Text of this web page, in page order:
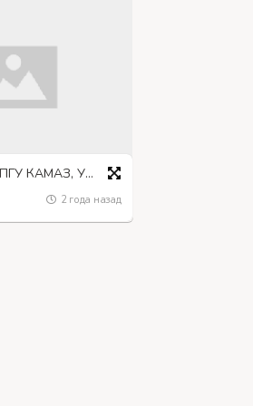
Ремкомплект ПГУ КАМАЗ, УРАЛ
2 года назад